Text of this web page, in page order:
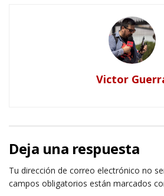
Victor
Deja una respuesta
Tu dirección de correo electrónico no
campos obligatorios están marcados